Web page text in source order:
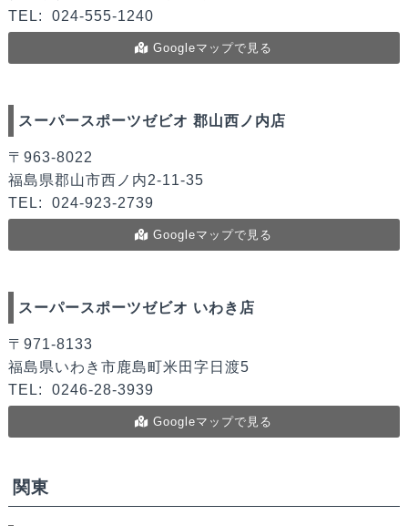
TEL:
024-555-1240
Googleマップで見る
スーパースポーツゼビオ 郡山西ノ内店
〒963-8022
福島県郡山市西ノ内2-11-35
TEL:
024-923-2739
Googleマップで見る
スーパースポーツゼビオ いわき店
〒971-8133
福島県いわき市鹿島町米田字日渡5
TEL:
0246-28-3939
Googleマップで見る
関東